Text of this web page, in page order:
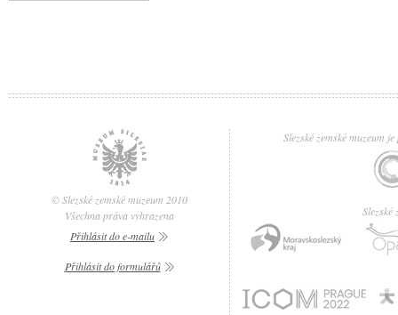
Slezské zemské muzeum
Slezské
© Slezské zemské muzeum 2010
Všechna práva vyhrazena
Přihlásit do e-mailu
Přihlásit do formulářů